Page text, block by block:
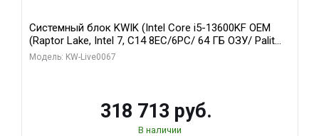
Системный блок KWIK (Intel Core i5-13600KF OEM
(Raptor Lake, Intel 7, C14 8EC/6PC/ 64 ГБ ОЗУ/ Palit
RTX5080 GAMINGPRO OC 16GB GDDR7 256bit 3xDP
Модель: KW-Live0067
318 713 руб.
В наличии